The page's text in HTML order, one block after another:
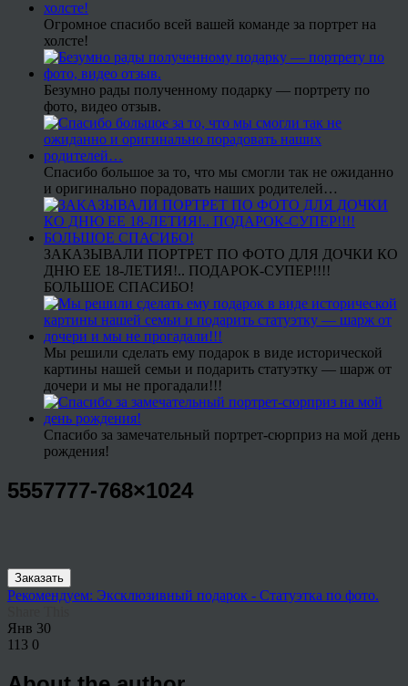
Огромное спасибо всей вашей команде за портрет на
холсте!
Безумно рады полученному подарку — портрету по
фото, видео отзыв.
Спасибо большое за то, что мы смогли так не ожиданно
и оригинально порадовать наших родителей…
ЗАКАЗЫВАЛИ ПОРТРЕТ ПО ФОТО ДЛЯ ДОЧКИ КО
ДНЮ ЕЕ 18-ЛЕТИЯ!.. ПОДАРОК-СУПЕР!!!!
БОЛЬШОЕ СПАСИБО!
Мы решили сделать ему подарок в виде исторической
картины нашей семьи и подарить статуэтку — шарж от
дочери и мы не прогадали!!!
Спасибо за замечательный портрет-сюрприз на мой день
рождения!
5557777-768×1024
Заказать
Рекомендуем: Эксклюзивный подарок - Статуэтка по фото.
Янв 30
113 0